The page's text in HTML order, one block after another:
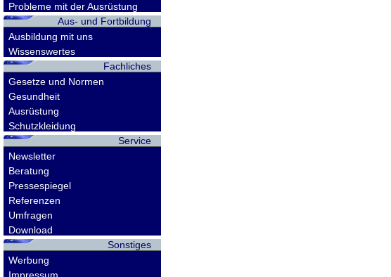
Probleme mit der Ausrüstung
Aus- und Fortbildung
Ausbildung mit uns
Wissenswertes
Fachliches
Gesetze und Normen
Gesundheit
Ausrüstung
Schutzkleidung
Service
Newsletter
Beratung
Pressespiegel
Referenzen
Umfragen
Download
Sonstiges
Werbung